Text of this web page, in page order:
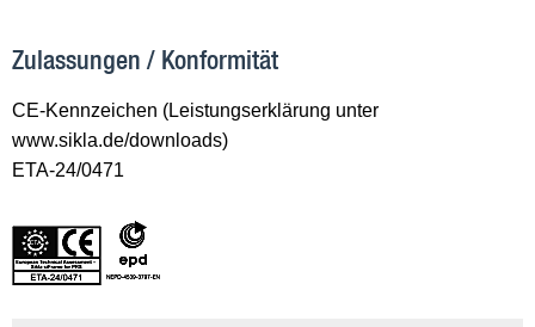
Zulassungen / Konformität
CE-Kennzeichen (Leistungserklärung unter
www.sikla.de/downloads)
ETA-24/0471